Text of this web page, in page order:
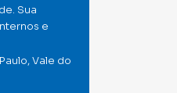
Sua
e
Vale do